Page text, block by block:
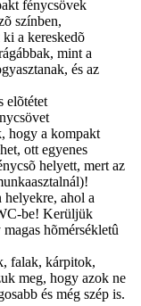
fénycsövek
színben,
a kereskedõ
mint a
és az
elõtétet
hogy a kompakt
ott egyenes
helyett, mert az
ahol a
be! Kerüljük
hõmérsékletû
falak, kárpitok,
meg, hogy azok ne
és még szép is.